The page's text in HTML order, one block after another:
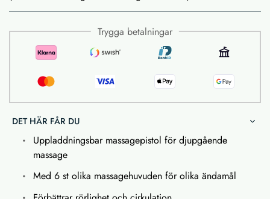
Trygga betalningar
DET HÄR FÅR DU
Uppladdningsbar massagepistol för djupgående
massage
Med 6 st olika massagehuvuden för olika ändamål